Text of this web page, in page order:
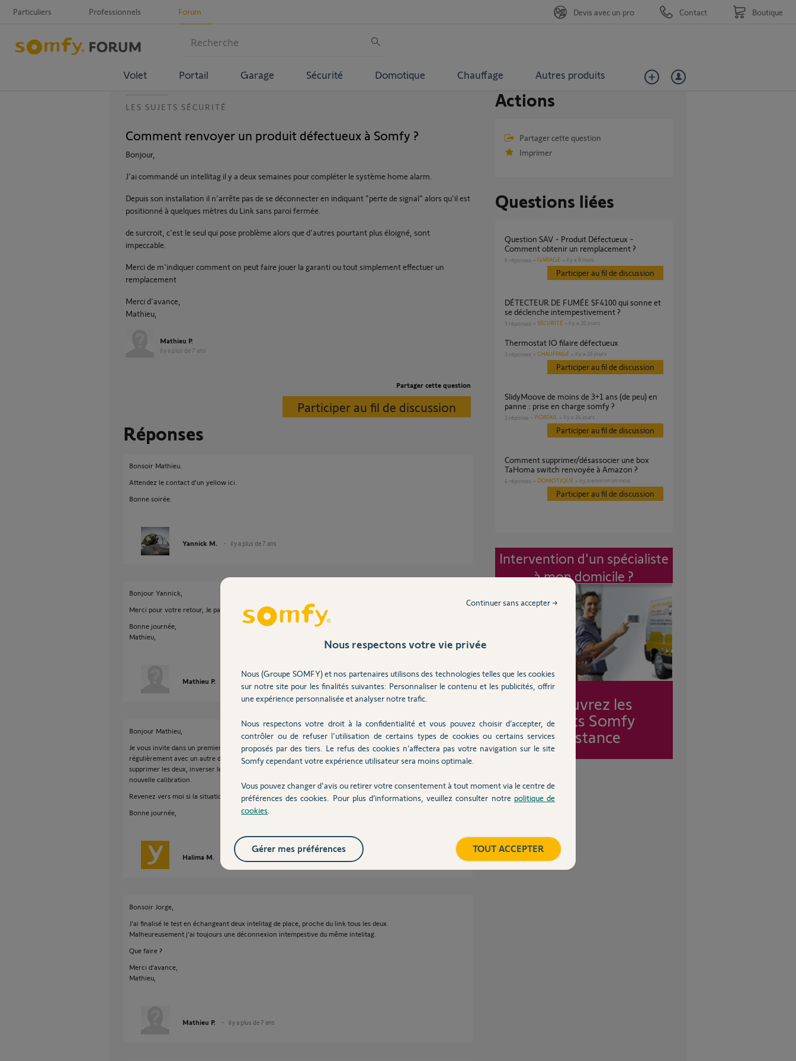
Particuliers Professionnels Forum
Volet Portail Garage Sécurité Domotique Chauffage Autres produits
Devis avec un pro Contact Boutique
LES SUJETS SÉCURITÉ
Comment renvoyer un produit défectueux à Somfy ?
Bonjour,
J'ai commandé un intellitag il y a deux semaines pour compléter le système home alarm.
Depuis son installation il n'arrête pas de se déconnecter en indiquant "perte de signal" alors qu'il est
positionné à quelques mètres du Link sans paroi fermée.
de surcroit, c'est le seul qui pose problème alors que d'autres pourtant plus éloigné, sont
impeccable.
Merci de m'indiquer comment on peut faire jouer la garanti ou tout simplement effectuer un
remplacement
Merci d'avance,
Mathieu,
Mathieu P.
il y a plus de 7 ans
Partager cette question
Participer au fil de discussion
Réponses
Bonsoir Mathieu.
Attendez le contact d'un yellow ici.
Bonne soirée.
Yannick M. il y a plus de 7 ans
Bonjour Yannick,
Merci pour votre retour, Je patiente pour l'intervention d'un Yellow !
Bonne journée,
Mathieu,
Mathieu P. il y a plus de 7 ans
Bonjour Mathieu,
Je vous invite dans un premier temps à inverser l'IntelliTAG qui se déconnecte
régulièrement avec un autre dont le comportement est satisfaisant. Vous pouvez donc
supprimer les deux, inverser leur emplacement et les réinstallation afin de faire une
nouvelle calibration.
Revenez vers moi si la situation persiste et si cela arrive toujours avec le même capteur.
Bonne journée,
Halima M. il y a plus de 7 ans
Bonsoir Jorge,
J'ai finalisé le test en échangeant deux intelitag de place, proche du link tous les deux.
Malheureusement j'ai toujours une déconnexion intempestive du même intelitag.
Que faire ?
Merci d'avance,
Mathieu,
Mathieu P. il y a plus de 7 ans
Actions
Partager cette question
Imprimer
Questions liées
Question SAV - Produit Défectueux -
Comment obtenir un remplacement ?
6 réponses GARAGE il y a 8 mois
Participer au fil de discussion
DÉTECTEUR DE FUMÉE SF4100 qui sonne et
se déclenche intempestivement ?
5 réponses SÉCURITÉ il y a 20 jours
Thermostat IO filaire défectueux
3 réponses CHAUFFAGE il y a 26 jours
Participer au fil de discussion
SlidyMoove de moins de 3+1 ans (de peu) en
panne : prise en charge somfy ?
1 réponse PORTAIL il y a 24 jours
Participer au fil de discussion
Comment supprimer/désassocier une box
TaHoma switch renvoyée à Amazon ?
4 réponses DOMOTIQUE il y a environ un mois
Participer au fil de discussion
Intervention d'un spécialiste
à mon domicile ?
Découvrez les
forfaits Somfy
Assistance
Nous respectons votre vie privée
Nous (Groupe SOMFY) et nos partenaires utilisons des technologies telles que les cookies
sur notre site pour les finalités suivantes: Personnaliser le contenu et les publicités, offrir
une expérience personnalisée et analyser notre trafic.
Nous respectons votre droit à la confidentialité et vous pouvez choisir d’accepter, de
contrôler ou de refuser l'utilisation de certains types de cookies ou certains services
proposés par des tiers. Le refus des cookies n’affectera pas votre navigation sur le site
Somfy cependant votre expérience utilisateur sera moins optimale.
Vous pouvez changer d'avis ou retirer votre consentement à tout moment via le centre de
préférences des cookies. Pour plus d’informations, veuillez consulter notre politique de
cookies
Continuer sans accepter →
TOUT ACCEPTER
Gérer mes préférences